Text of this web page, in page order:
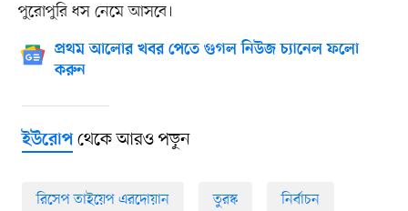
পুরোপুরি ধস নেমে আসবে।
প্রথম আলোর খবর পেতে গুগল নিউজ চ্যানেল ফলো
করুন
ইউরোপথেকে আরও পড়ুন
রিসেপ তাইয়েপ এরদোয়ান তুরস্ক নির্বাচন